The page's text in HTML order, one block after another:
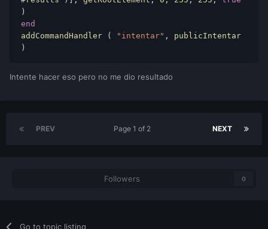
)
end
addCommandHandler ( "intentar" , publicIntentar
)
Intente hacer eso pero no me dio resultado
PREV NEXT
Page 1 of 2
Followers 0
Go to topic listing